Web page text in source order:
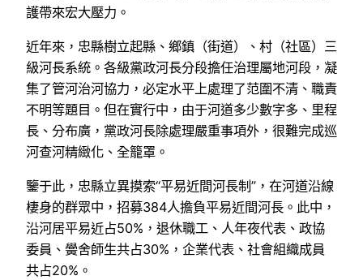
護帶來宏大壓力。
近年來，忠縣樹立起縣、鄉鎮（街道）、村（社區）三
級河長系統。各級黨政河長分段擔任治理屬地河段，凝
集了管河治河協力，必定水平上處理了范圍不清、職責
不明等題目。但在實行中，由于河道多少數字多、里程
長、分布廣，黨政河長除處理嚴重事項外，很難完成巡
河查河精緻化、全籠罩。
鑒于此，忠縣立異摸索“平易近間河長制”，在河道沿線
棲身的群眾中，招募384人擔負平易近間河長。此中，
沿河居平易近占50%，退休職工、人年夜代表、政協
委員、黌舍師生共占30%，企業代表、社會組織成員
共占20%。